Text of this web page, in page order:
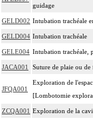
guidage
GELD002 Intubation trachéale
GELD004 Intubation trachéale
GELE004 Intubation trachéale,
JACA001 Suture de plaie ou
JFQA001
Exploration de
[Lombotomie
ZCQA001 Exploration de la